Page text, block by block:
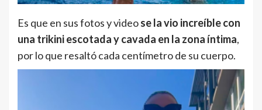
Es que en sus fotos y videose la vio increíble con
una trikini escotada y cavada en la zona íntima,
por lo que resaltó cada centímetro de su cuerpo.